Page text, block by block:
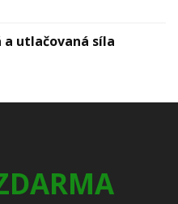
utlačovaná síla